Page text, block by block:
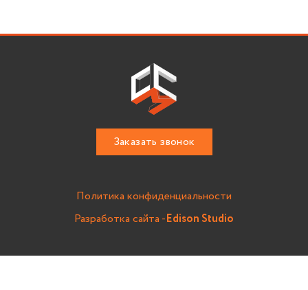
Заказать звонок
Политика конфиденциальности
Разработка сайта -Edison Studio